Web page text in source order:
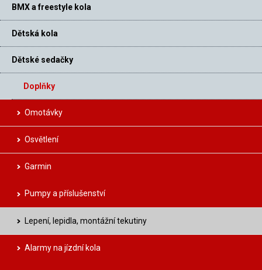
BMX a freestyle kola
Dětská kola
Dětské sedačky
Doplňky
Omotávky
Osvětlení
Garmin
Pumpy a příslušenství
Lepení, lepidla, montážní tekutiny
Alarmy na jízdní kola